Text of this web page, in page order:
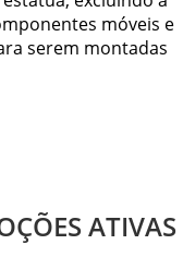
móveis e
serem montadas
ATIVAS